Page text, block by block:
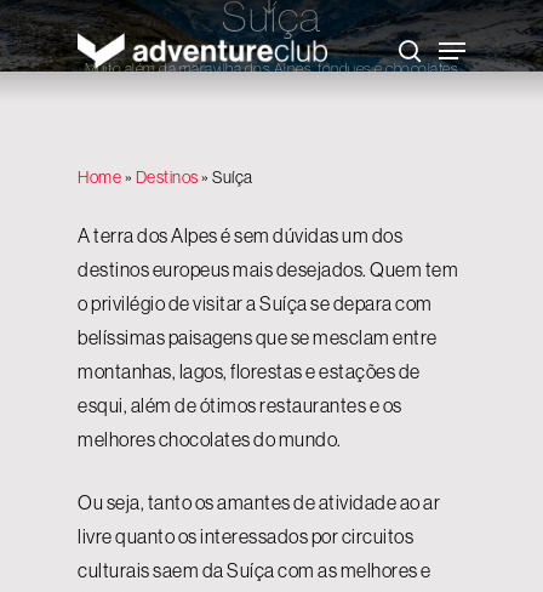
Skip
to
main
content
search
Menu
Suíça
Muito além da maravilha dos Alpes, fondues e chocolates
Home» Destinos» Suíça
A terra dos Alpes é sem dúvidas um dos
destinos europeus mais desejados. Quem tem
o privilégio de visitar a Suíça se depara com
belíssimas paisagens que se mesclam entre
montanhas, lagos, florestas e estações de
esqui, além de ótimos restaurantes e os
melhores chocolates do mundo.
Ou seja, tanto os amantes de atividade ao ar
livre quanto os interessados por circuitos
culturais saem da Suíça com as melhores e